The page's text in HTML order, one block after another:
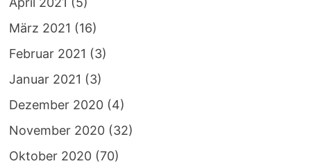
März 2021 (16)
Februar 2021 (3)
Januar 2021 (3)
Dezember 2020(4)
November 2020(32)
Oktober 2020(70)